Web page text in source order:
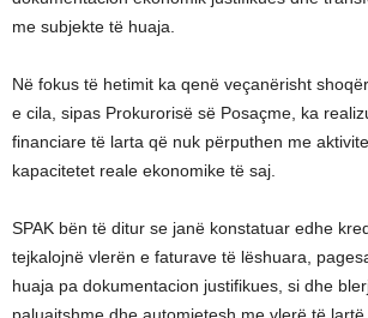
me subjekte të huaja.
Në fokus të hetimit ka qenë veçanërisht
e cila, sipas Prokurorisë së Posaçme, ka
financiare të larta që nuk përputhen me
kapacitetet reale ekonomike të saj.
SPAK bën të ditur se janë konstatuar edhe
tejkalojnë vlerën e faturave të lëshuara,
huaja pa dokumentacion justifikues, si dhe